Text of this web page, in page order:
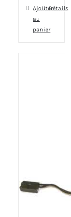
Ajouter
au
panier
Détails